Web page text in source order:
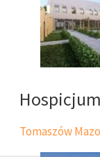
Tomaszów